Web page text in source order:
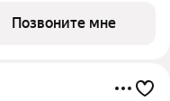
опции
Позвоните мне